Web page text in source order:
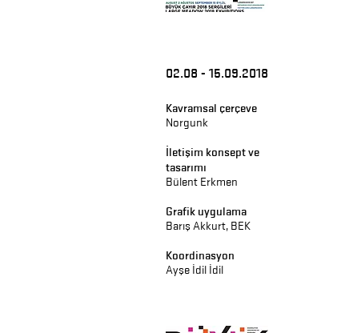
02.08 - 15.09.2018
Kavramsal çerçeve
Norgunk
İletişim konsept ve
tasarımı
Bülent Erkmen
Grafik uygulama
Barış Akkurt, BEK
Koordinasyon
Ayşe İdil İdil